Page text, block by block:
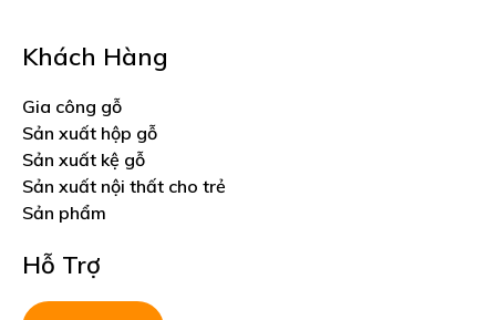
Khách Hàng
Gia công gỗ
Sản xuất hộp gỗ
Sản xuất kệ gỗ
Sản xuất nội thất cho trẻ
Sản phẩm
Hỗ Trợ